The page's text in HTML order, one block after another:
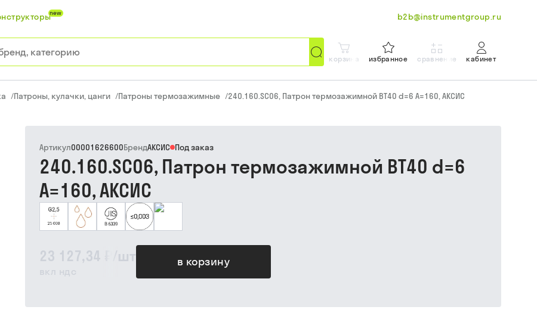
new b2b@instrumentgroup.ru
корзина избранное сравнение кабинет
/Патроны, кулачки, цанги /Патроны термозажимные /240.160.SC06, Патрон термозажимной BT40 d=6 A=160, АКСИС
23 127,34 ₽ шт
вкл ндс
в корзину
Артикул00001626600БрендАКСИС Под заказ
240.160.SC06, Патрон термозажимной BT40 d=6
A=160, АКСИС